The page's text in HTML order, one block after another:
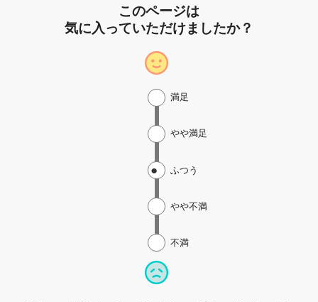
このページは
気に入っていただけましたか？
不満
やや不満
ふつう
やや満足
満足